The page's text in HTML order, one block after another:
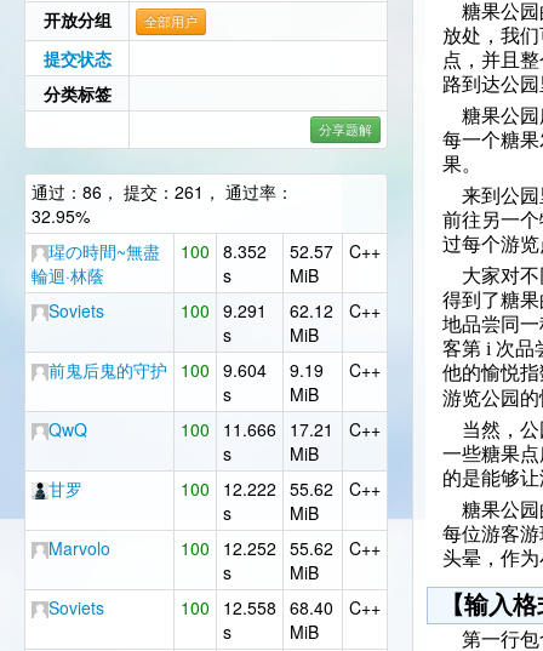
开放分组
全部用户
提交状态
分类标签
分享题解
通过：86， 提交：261， 通过率：
32.95%
瑆の時間~無盡
輪迴·林蔭
100 8.352
s
52.57
MiB
C++
Soviets 100 9.291
s
62.12
MiB
C++
前鬼后鬼的守护 100 9.604
s
9.19
MiB
C++
QwQ 100
11.666
s
17.21
MiB
C++
甘罗 100
12.222
s
55.62
MiB
C++
Marvolo 100
12.252
s
55.62
MiB
C++
Soviets 100
12.558
s
68.40
MiB
C++
糖果公园
放处，我
点，并且
路到达公
糖果公园
每一个糖
果。
来到公园
前往另一
过每个游
大家对不
得到了糖
地品尝同
客第 i 次品
他的愉悦
游览公园
当然，公
一些糖果
的是能够
糖果公园
每位游客
头晕，作
【输入
第一行包